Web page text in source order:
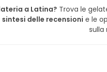
a Latina? Trova le
sintesi delle recensioni e le
sulla